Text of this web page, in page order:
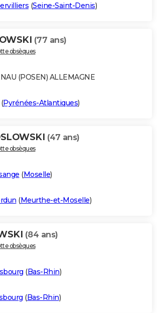
(Seine-Saint-Denis)
(77 ans)
obsèques
(POSEN) ALLEMAGNE
(Pyrénées-Atlantiques)
(47 ans)
obsèques
(Moselle)
(Meurthe-et-Moselle)
(84 ans)
obsèques
(Bas-Rhin)
(Bas-Rhin)